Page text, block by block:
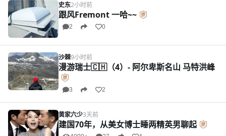
史东2小时前
跟风Fremont 一哈~~
2 0
沙棘9小时前
漫游瑞士🇨🇭（4）- 阿尔卑斯名山 马特洪峰
3 2
黄家六少3天前
建国70年，从美女博士睡两精英男聊起